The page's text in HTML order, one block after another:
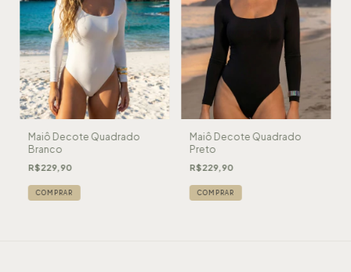
Maiô Decote Quadrado
Branco
R$229,90
COMPRAR
Maiô Decote Quadrado
Preto
R$229,90
COMPRAR